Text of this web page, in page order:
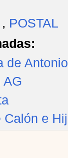
, POSTAL
de
AG
Calón e